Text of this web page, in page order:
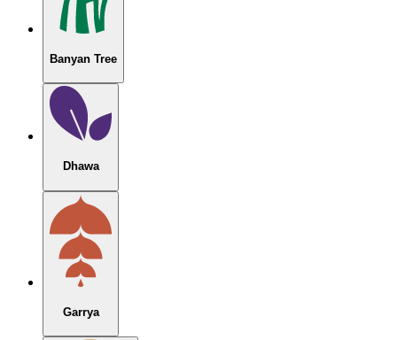
Banyan Tree
Dhawa
Garrya